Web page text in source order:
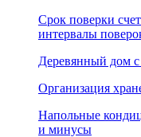
Срок поверки
интервалы
Деревянный дом
Организация
Напольные
и минусы